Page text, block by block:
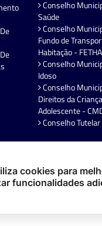
Conselho
Saúde
Conselho
Fundo de
Habitação -
Conselho
Idoso
Conselho
Direitos da
Adolescente -
Conselho Tutelar
direitos reservados.
cookies para
funcionalidades